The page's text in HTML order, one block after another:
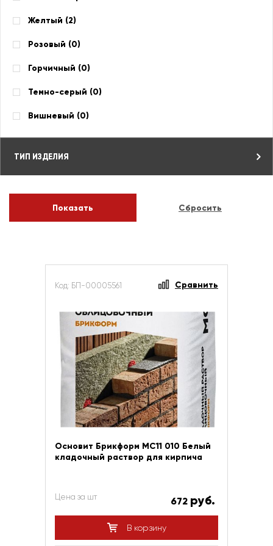
Желтый (2)
Розовый (0)
Горчичный (0)
Темно-серый (0)
Вишневый (0)
ТИП ИЗДЕЛИЯ
Код: БП-00005561 Сравнить
Основит Брикформ МС11 010 Белый
кладочный раствор для кирпича
Цена за шт 672 руб.
В корзину